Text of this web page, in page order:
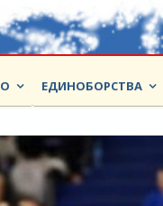
ЕДИНОБОРСТВА